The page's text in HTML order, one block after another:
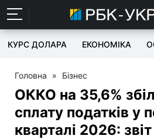
КУРС ДОЛАРА ЕКОНОМІКА
Головна » Бізнес
ОККО на 35,6%
сплату податків у
кварталі 2026: